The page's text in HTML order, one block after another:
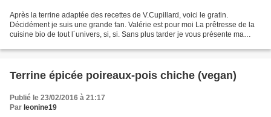
Après la terrine adaptée des recettes de V.Cupillard, voici le gratin.
Décidément je suis une grande fan. Valérie est pour moi La prêtresse de la
cuisine bio de tout l´univers, si, si. Sans plus tarder je vous présente ma
Terrine épicée poireaux-pois chiche (vegan)
Publié le 23/02/2016 à 21:17
Par leonine19